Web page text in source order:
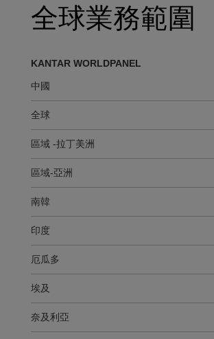
全球業務範圍
KANTAR WORLDPANEL
中國
全球
區域 -拉丁美洲
區域-亞洲
南韓
印度
厄瓜多
埃及
奈及利亞